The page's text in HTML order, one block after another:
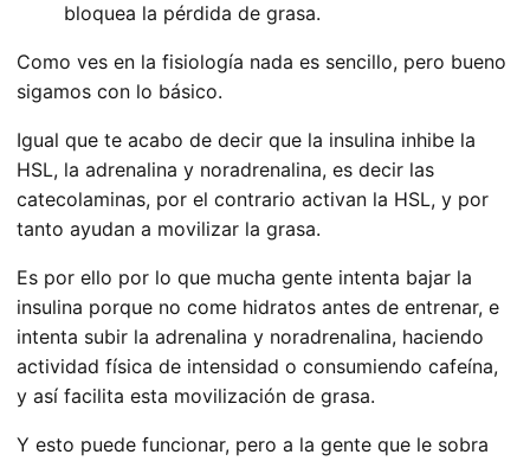
bloquea la pérdida de grasa.
Como ves en la fisiología nada es sencillo, pero bueno
sigamos con lo básico.
Igual que te acabo de decir que la insulina inhibe la
HSL, la adrenalina y noradrenalina, es decir las
catecolaminas, por el contrario activan la HSL, y por
tanto ayudan a movilizar la grasa.
Es por ello por lo que mucha gente intenta bajar la
insulina porque no come hidratos antes de entrenar, e
intenta subir la adrenalina y noradrenalina, haciendo
actividad física de intensidad o consumiendo cafeína,
y así facilita esta movilización de grasa.
Y esto puede funcionar, pero a la gente que le sobra